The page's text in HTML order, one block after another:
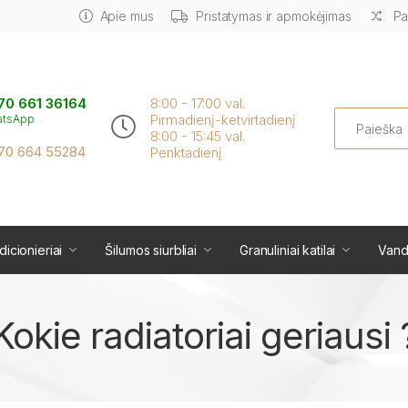
Apie mus Pristatymas ir apmokėjimas
661 36164
664 55284
8:00 - 17:00 val.
Pirmadienį-ketvirtadienį
8:00 - 15:45 val.
Penktadienį
Search
Šilumos siurbliai Granuliniai katilai
radiatoriai geriausi